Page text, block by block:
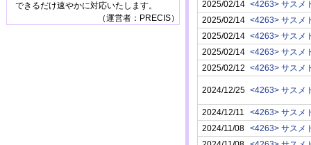
2025/02/14 <4263> サスメ
2025/02/14 <4263> サスメ
2025/02/14 <4263> サスメ
2025/02/14 <4263> サスメ
2025/02/12 <4263> サスメ
2024/12/25 <4263> サスメ
2024/12/11
<4263> サスメ
2024/11/08 <4263> サスメ
できるだけ速やかに対応いたします。
（運営者：PRECIS）